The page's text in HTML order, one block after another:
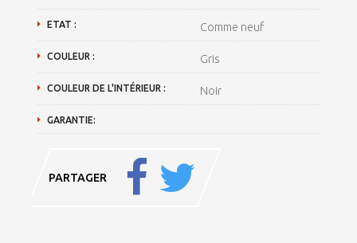
ETAT : Comme neuf
COULEUR : Gris
COULEUR DE L'INTÉRIEUR : Noir
GARANTIE:
PARTAGER